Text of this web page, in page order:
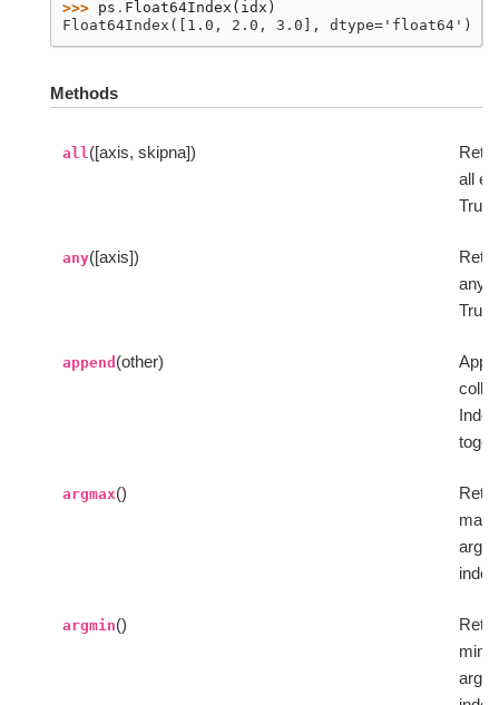
>>> ps . Float64Index ( idx )
Float64Index([1.0, 2.0, 3.0], dtype='float64')
Methods
all([axis, skipna])
all
True.
any([axis])
any
True.
append (other)
argmax()
argmin()